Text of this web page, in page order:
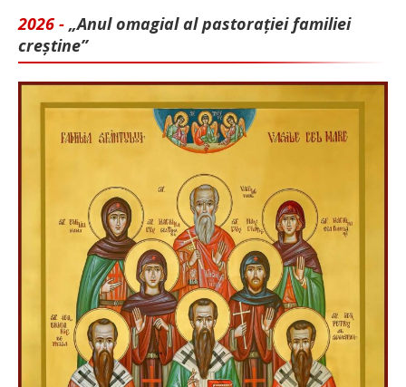
2026 - „Anul omagial al pastorației familiei
creștine”